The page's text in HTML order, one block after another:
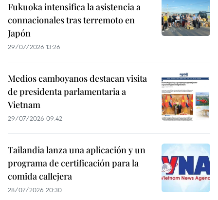
Fukuoka intensifica la asistencia a
connacionales tras terremoto en
Japón
29/07/2026 13:26
Medios camboyanos destacan visita
de presidenta parlamentaria a
Vietnam
29/07/2026 09:42
Tailandia lanza una aplicación y un
programa de certificación para la
comida callejera
28/07/2026 20:30